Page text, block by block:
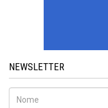
NEWSLETTER